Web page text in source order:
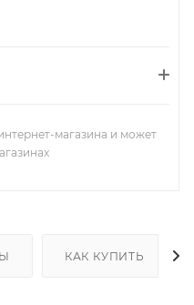
магазина и может
КАК КУПИТЬ